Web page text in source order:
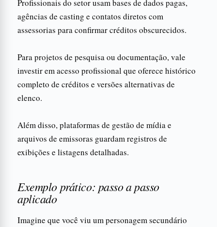
Profissionais do setor usam bases de dados pagas,
agências de casting e contatos diretos com
assessorias para confirmar créditos obscurecidos.
Para projetos de pesquisa ou documentação, vale
investir em acesso profissional que oferece histórico
completo de créditos e versões alternativas de
elenco.
Além disso, plataformas de gestão de mídia e
arquivos de emissoras guardam registros de
exibições e listagens detalhadas.
Exemplo prático: passo a passo
aplicado
Imagine que você viu um personagem secundário